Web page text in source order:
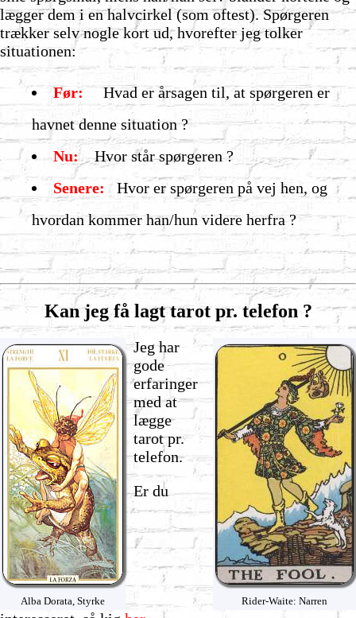
lægger dem i en halvcirkel (som oftest). Spørgeren
trækker selv nogle kort ud, hvorefter jeg tolker
situationen:
Før: Hvad er årsagen til, at spørgeren er
havnet denne situation ?
Nu:Hvor står spørgeren ?
Senere: Hvor er spørgeren på vej hen, og
hvordan kommer han/hun videre herfra ?
Kan jeg få lagt tarot pr. telefon ?
Alba Dorata, Styrke Rider-Waite: Narren
Jeg har
gode
erfaringer
med at
lægge
tarot pr.
telefon.
Er du